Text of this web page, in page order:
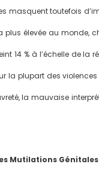
masquent toutefois
plus élevée au monde,
14 % à l’échelle de
la plupart des
la mauvaise
Mutilations